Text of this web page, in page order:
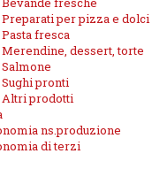
Preparati per pizza e dolci
Pasta fresca
Merendine, dessert, torte
Salmone
Sughi pronti
Altri prodotti
ns.produzione
di terzi